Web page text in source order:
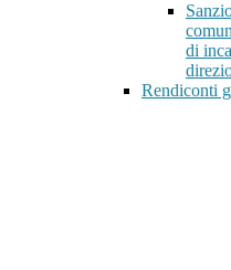
di
Rendiconti